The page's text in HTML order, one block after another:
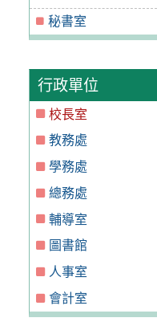
秘書室
行政單位
校長室
教務處
學務處
總務處
輔導室
圖書館
人事室
會計室